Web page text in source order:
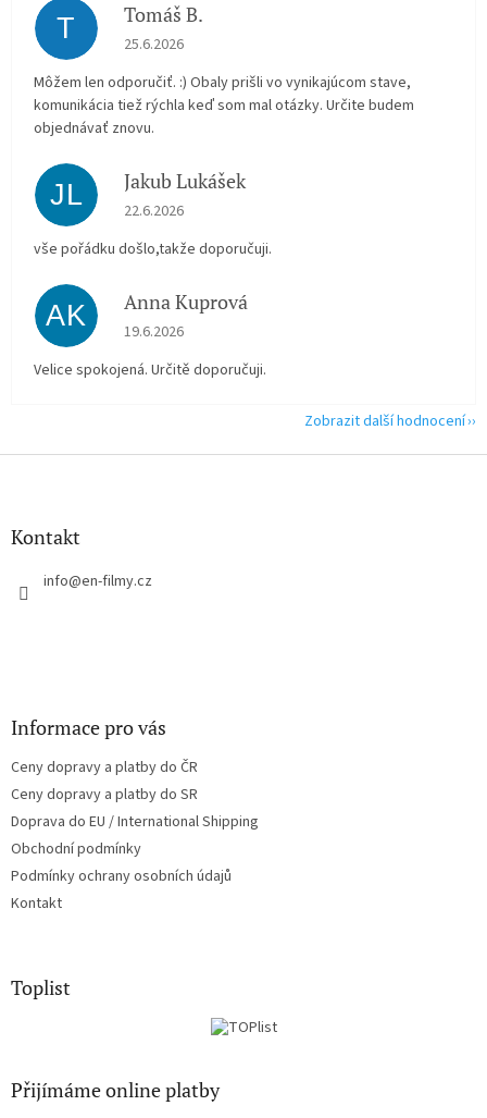
T Tomáš B.
Hodnocení obchodu je 5 z 5 hvězdiček.
25.6.2026
Môžem len odporučiť. :) Obaly prišli vo vynikajúcom stave,
komunikácia tiež rýchla keď som mal otázky. Určite budem
objednávať znovu.
JL Jakub Lukášek
Hodnocení obchodu je 5 z 5 hvězdiček.
22.6.2026
vše pořádku došlo,takže doporučuji.
AK Anna Kuprová
Hodnocení obchodu je 5 z 5 hvězdiček.
19.6.2026
Velice spokojená. Určitě doporučuji.
Zobrazit další hodnocení
Z
Kontakt
info@en-filmy.cz
Informace pro vás
Ceny dopravy a platby do ČR
Ceny dopravy a platby do SR
Doprava do EU / International Shipping
Obchodní podmínky
Podmínky ochrany osobních údajů
Kontakt
Toplist
Přijímáme online platby